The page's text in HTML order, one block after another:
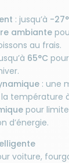
: jusqu’à -
ambiante
au frais.
65°C
: une
température
pour
d’énergie.
voiture,